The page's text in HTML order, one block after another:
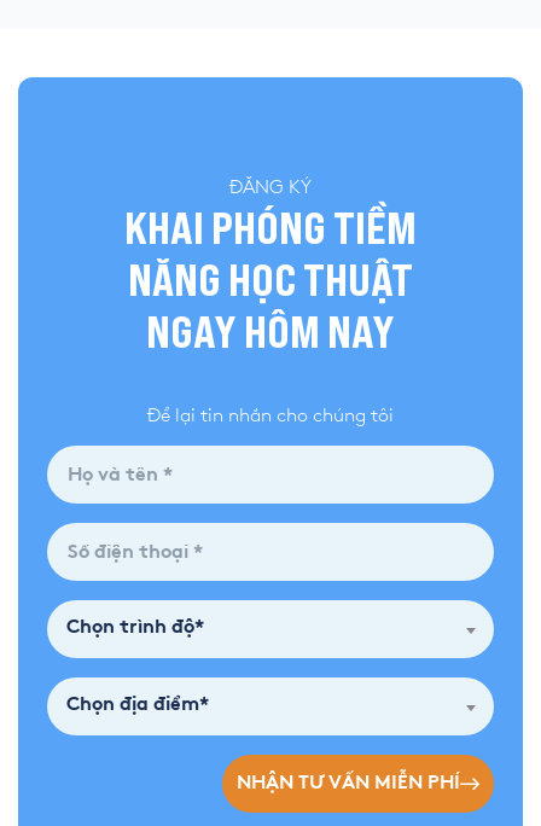
ĐĂNG KÝ
KHAI PHÓNG TIỀM
NĂNG HỌC THUẬT
NGAY HÔM NAY
Để lại tin nhắn cho chúng tôi
Chọn trình độ*
Chọn địa điểm*
NHẬN TƯ VẤN MIỄN PHÍ